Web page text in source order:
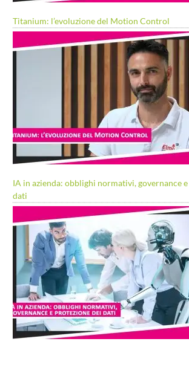
Titanium: l’evoluzione del Motion Control
IA in azienda: obblighi normativi, governance
dati